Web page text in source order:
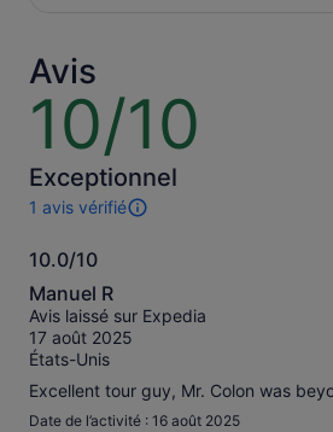
adulte
Avis
10/10
10
10
Exceptionnel
1 avis vérifié
1 avis
cette
activité.
Plus
d’informations
sur
nos
avis
vérifiés
10.0/10
10.0
sur
10
Manuel R
Avis laissé sur Expedia
17 août 2025
États-Unis
Excellent tour guy, Mr. Colon was
Date de l’activité : 16 août 2025